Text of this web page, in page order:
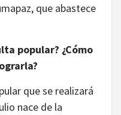
que abastece
popular? ¿Cómo
que se realizará
nace de la